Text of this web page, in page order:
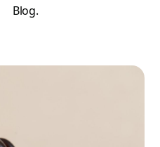
Blog.